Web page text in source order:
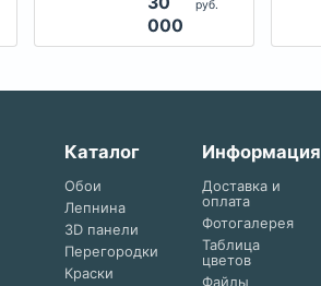
000
руб.
Каталог
Обои
Лепнина
3D панели
Перегородки
Краски
Информация
Доставка и
оплата
Фотогалерея
Таблица
цветов
Файлы